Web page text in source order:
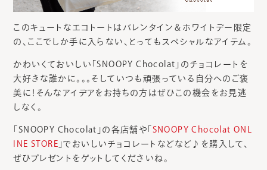
このキュートなエコトートはバレンタイン＆ホワイトデー限定
の、ここでしか手に入らない、とってもスペシャルなアイテム。
かわいくておいしい「SNOOPY Chocolat」のチョコレートを
大好きな誰かに。。。そしていつも頑張っている自分へのご褒
美に！そんなアイデアをお持ちの方はぜひこの機会をお見逃
しなく。
「SNOOPY Chocolat」の各店舗や「
SNOOPY Chocolat ONL
INE STORE 」でおいしいチョコレートなどなど♪を購入して、
ぜひプレゼントをゲットしてくださいね。